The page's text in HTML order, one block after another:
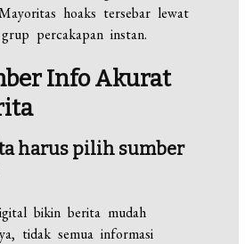
hoaks tersebar lewat
percakapan instan.
Info Akurat
harus pilih sumber
bikin berita mudah
tidak semua informasi